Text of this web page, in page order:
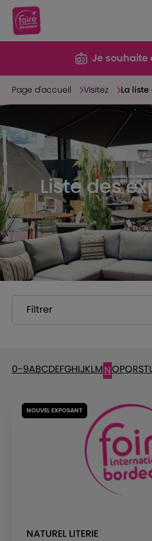
Je souhaite
Page d'accueil Visitez La
Liste des
Filtrer
0-9ABCDEFGHIJKLMNOPQRST
NOUVEL EXPOSANT
NATUREL LITERIE